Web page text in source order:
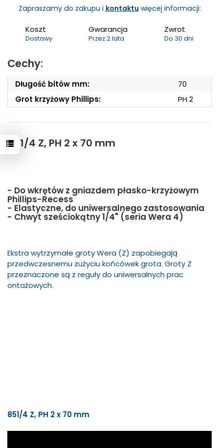
Zapraszamy do zakupu i kontaktu więcej informacji:
Koszt
Dostawy
Gwarancja
Przez 2 lata
Zwrot
Do 30 dni
Cechy:
Długość bitów mm:
70
Grot krzyżowy Phillips:
PH 2
851/4 Z, PH 2 x 70 mm
- Do wkrętów z gniazdem płasko-krzyżowym
Phillips-Recess
- Elastyczne, do uniwersalnego zastosowania
- Chwyt sześciokątny 1/4" (seria Wera 4)
Ekstra wytrzymałe groty Wera (Z) zapobiegają
przedwczesnemu zużyciu końcówek grota. Groty Z
przeznaczone są z reguły do uniwersalnych prac
ontażowych.
851/4 Z, PH 2 x 70 mm